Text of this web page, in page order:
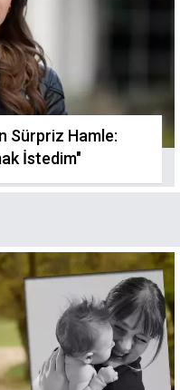
Sürpriz Hamle:
İstedim"